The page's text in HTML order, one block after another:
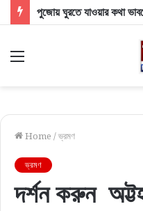
Menu
Home /ভ্রমণ
ভ্রমণ
দর্শন করুন